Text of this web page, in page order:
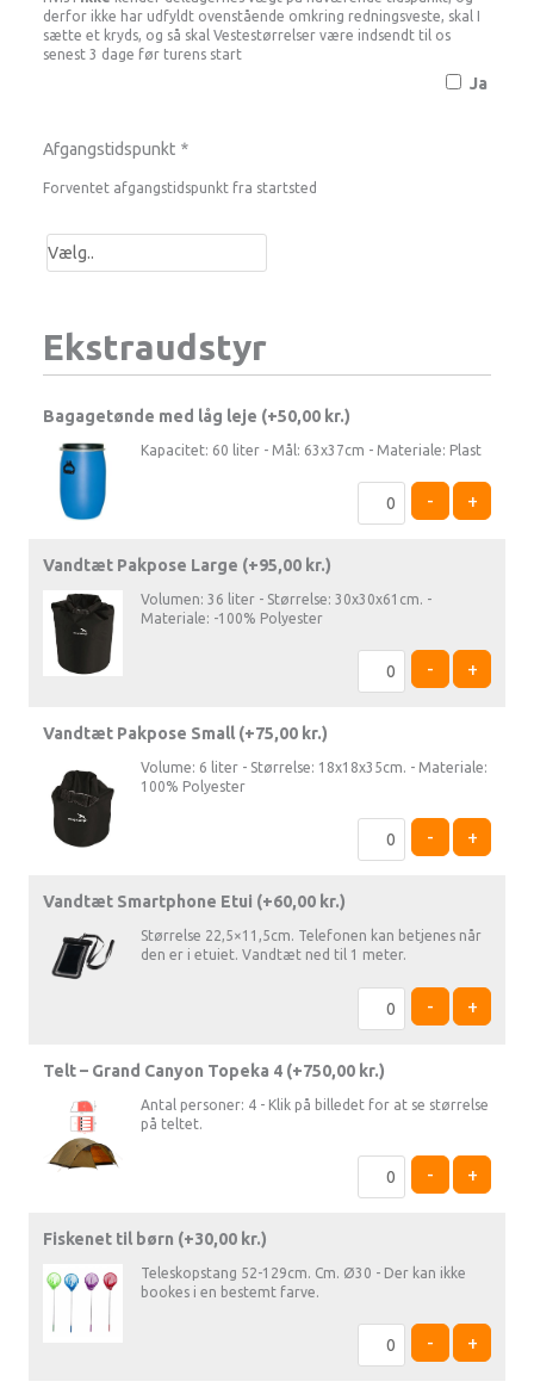
derfor ikke har udfyldt ovenstående omkring redningsveste, skal I
sætte et kryds, og så skal Vestestørrelser være indsendt til os
senest 3 dage før turens start
Ja
Afgangstidspunkt *
Forventet afgangstidspunkt fra startsted
Ekstraudstyr
Bagagetønde med låg leje (+50,00 kr.)
Kapacitet: 60 liter - Mål: 63x37cm - Materiale: Plast
- +
Vandtæt Pakpose Large (+95,00 kr.)
Volumen: 36 liter - Størrelse: 30x30x61cm. -
Materiale: -100% Polyester
- +
Vandtæt Pakpose Small (+75,00 kr.)
Volume: 6 liter - Størrelse: 18x18x35cm. - Materiale:
100% Polyester
- +
Vandtæt Smartphone Etui (+60,00 kr.)
Størrelse 22,5×11,5cm. Telefonen kan betjenes når
den er i etuiet. Vandtæt ned til 1 meter.
- +
Telt – Grand Canyon Topeka 4 (+750,00 kr.)
Antal personer: 4 - Klik på billedet for at se størrelse
på teltet.
- +
Fiskenet til børn (+30,00 kr.)
Teleskopstang 52-129cm. Cm. Ø30 - Der kan ikke
bookes i en bestemt farve.
- +